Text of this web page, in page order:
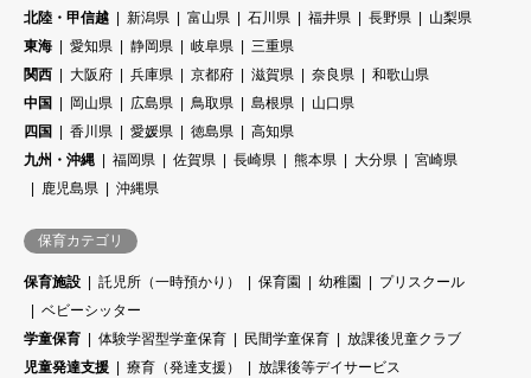
北陸・甲信越
新潟県 富山県 石川県 福井県 長野県
山梨県
東海
愛知県 静岡県 岐阜県
三重県
関西
大阪府 兵庫県 京都府 滋賀県 奈良県
和歌山県
中国
岡山県 広島県 鳥取県 島根県
山口県
四国
香川県 愛媛県 徳島県
高知県
九州・沖縄
福岡県 佐賀県 長崎県 熊本県 大分県
宮崎県
鹿児島県
沖縄県
保育カテゴリ
保育施設 託児所（一時預かり） 保育園 幼稚園
プリスクール
ベビーシッター
学童保育
体験学習型学童保育 民間学童保育
放課後児童クラブ
児童発達支援
療育（発達支援） 放課後等デイサービス